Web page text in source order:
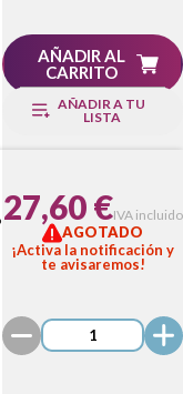
AÑADIR AL
CARRITO
AÑADIR A TU
LISTA
27,60 €IVA incluido
AGOTADO
¡Activa la notificación y
te avisaremos!